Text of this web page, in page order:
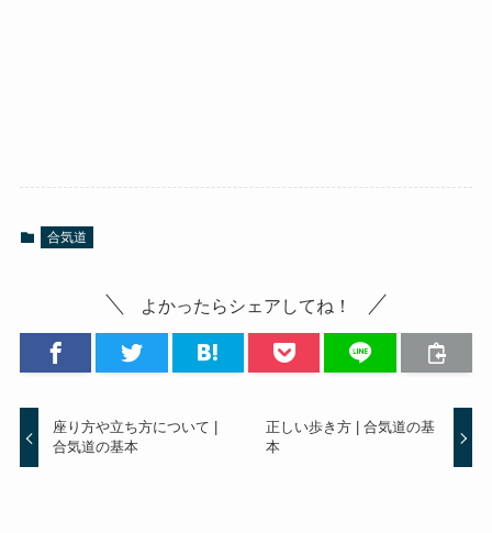
合気道
よかったらシェアしてね！
座り方や立ち方について |
合気道の基本
正しい歩き方 | 合気道の基
本